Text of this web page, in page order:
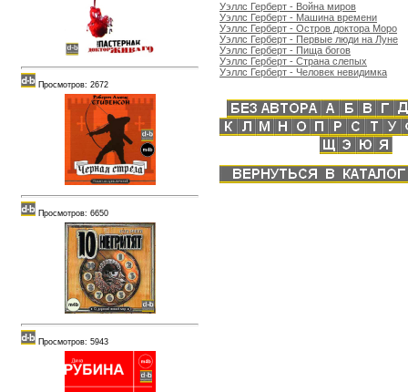
Просмотров: 2672
Просмотров: 6650
Просмотров: 5943
Уэллс Герберт - Война миров
Уэллс Герберт - Машина времени
Уэллс Герберт - Остров доктора Моро
Уэллс Герберт - Первые люди на Луне
Уэллс Герберт - Пища богов
Уэллс Герберт - Страна слепых
Уэллс Герберт - Человек невидимка